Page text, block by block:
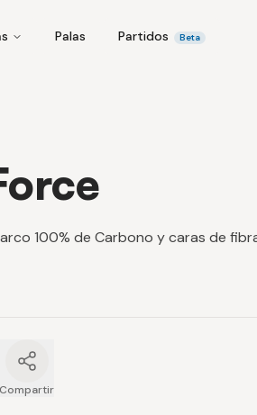
Palas Partidos Beta
100% de Carbono y caras de
Compartir